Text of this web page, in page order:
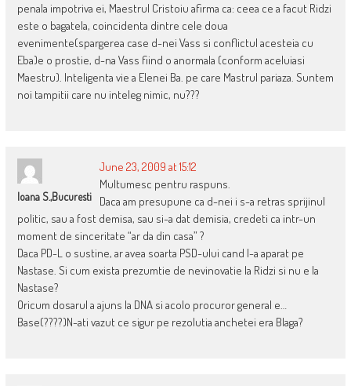
penala impotriva ei, Maestrul Cristoiu afirma ca: ceea ce a facut Ridzi
este o bagatela, coincidenta dintre cele doua
evenimente(spargerea case d-nei Vass si conflictul acesteia cu
Eba)e o prostie, d-na Vass fiind o anormala (conform aceluiasi
Maestru). Inteligenta vie a Elenei Ba. pe care Mastrul pariaza. Suntem
noi tampitii care nu inteleg nimic, nu???
Ioana S.,Bucuresti
June 23, 2009 at 15:12
Multumesc pentru raspuns.
Daca am presupune ca d-nei i s-a retras sprijinul
politic, sau a fost demisa, sau si-a dat demisia, credeti ca intr-un
moment de sinceritate “ar da din casa” ?
Daca PD-L o sustine, ar avea soarta PSD-ului cand l-a aparat pe
Nastase. Si cum exista prezumtie de nevinovatie la Ridzi si nu e la
Nastase?
Oricum dosarul a ajuns la DNA si acolo procuror general e…
Base(????)N-ati vazut ce sigur pe rezolutia anchetei era Blaga?